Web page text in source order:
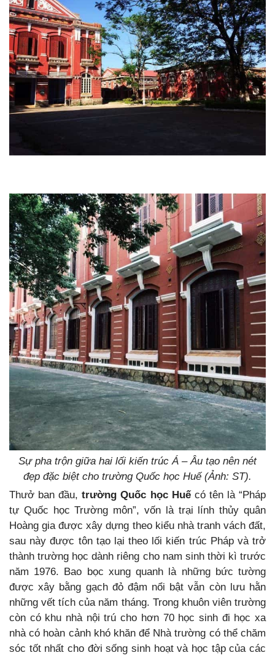
Sự pha trộn giữa hai lối kiến trúc Á – Âu tạo nên nét
đẹp đặc biệt cho trường Quốc học Huế (Ảnh: ST).
Thưở ban đầu,trường Quốc học Huếcó tên là “Pháp
tự Quốc học Trường môn”, vốn là trại lính thủy quân
Hoàng gia được xây dựng theo kiểu nhà tranh vách đất,
sau này được tôn tạo lại theo lối kiến trúc Pháp và trở
thành trường học dành riêng cho nam sinh thời kì trước
năm 1976. Bao bọc xung quanh là những bức tường
được xây bằng gạch đỏ đậm nổi bật vẫn còn lưu hằn
những vết tích của năm tháng. Trong khuôn viên trường
còn có khu nhà nội trú cho hơn 70 học sinh đi học xa
nhà có hoàn cảnh khó khăn để Nhà trường có thể chăm
sóc tốt nhất cho đời sống sinh hoạt và học tập của các